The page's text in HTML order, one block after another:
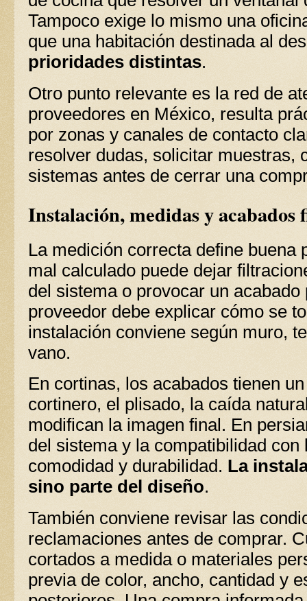
Tampoco exige lo mismo una
que una habitación destinada al
prioridades distintas.
Otro punto relevante es la red de
proveedores en México, resulta
por zonas y canales de contacto
resolver dudas, solicitar muestras,
sistemas antes de cerrar una
Instalación, medidas y acabados
La medición correcta define buena
mal calculado puede dejar
del sistema o provocar un
proveedor debe explicar cómo se
instalación conviene según muro,
vano.
En cortinas, los acabados tienen
cortinero, el plisado, la caída
modifican la imagen final. En
del sistema y la compatibilidad con
comodidad y durabilidad. La
sino parte del diseño.
También conviene revisar las
reclamaciones antes de comprar.
cortados a medida o materiales
previa de color, ancho, cantidad y